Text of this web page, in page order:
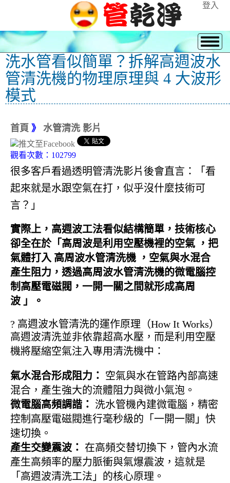
登入
洗水管看似簡單？拆解高週波水
管清洗機的物理原理與 4 大波形
模式
首頁 》 水管清洗 影片
觀看次數：102799
很多客戶看過透明管清洗影片後會直言：「看
起來就是水跟空氣在打，似乎沒什麼技術可
言？」
實際上，高週波工法看似結構簡單，技術核心
卻全在於「 高周波是利用空壓機裡的空氣 ，把
氣體打入 高周波水管清洗機 ，空氣與水混合
產生阻力，透過高周波水管清洗機的微電腦控
制高壓電磁閥，一開一關之間就形成高周
波 」。
? 高週波水管清洗的運作原理（How It Works）
高週波清洗並非依靠超高水壓，而是利用空壓
機將壓縮空氣注入專用清洗機中：
氣水混合形成阻力： 空氣與水在管路內部高速
混合，產生強大的流體阻力與微小氣泡。
微電腦高頻調諧： 洗水管機內建微電腦，精密
控制高壓電磁閥進行毫秒級的「一開一關」快
速切換。
產生交變震波： 在高頻交替切換下，管內水流
產生高頻率的壓力脈衝與氣爆震波，這就是
「高週波清洗工法」的核心原理。